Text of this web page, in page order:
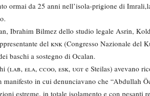
ormai da 25 anni nell’isola-prigione di
Ibrahim Bilmez dello studio legale Asrin,
del knk (Congresso Nazionale del
baschi a sostegno di Ocalan.
(lab, ela, ccoo, esk, ugt e Steilas) avevano
in cui denunciavano che “Abdullah
estreme, in totale isolamento e con pesanti